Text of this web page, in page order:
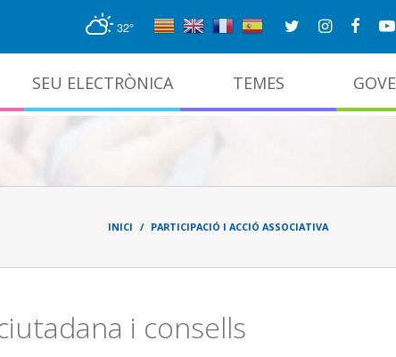
32°
SEU ELECTRÒNICA TEMES
Fild'ariadna
INICI PARTICIPACIÓ I ACCIÓ ASSOCIATIVA
i consells